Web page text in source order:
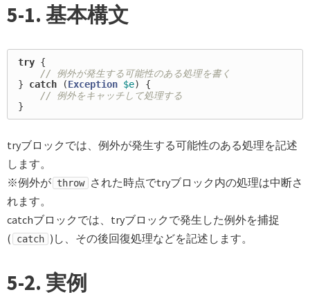
5-1. 基本構文
try {
// 例外が発生する可能性のある処理を書く
}
catch (Exception $e)
{
// 例外をキャッチして処理する
}
tryブロックでは、例外が発生する可能性のある処理を記述
します。
※例外が throw
された時点でtryブロック内の処理は中断さ
れます。
catchブロックでは、tryブロックで発生した例外を捕捉
(
catch )し、その後回復処理などを記述します。
5-2. 実例